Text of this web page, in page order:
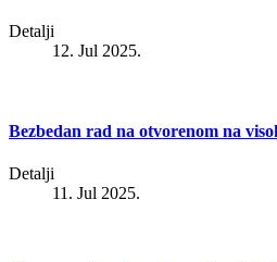
Detalji
12. Jul 2025.
Bezbedan rad na otvorenom na
Detalji
11. Jul 2025.